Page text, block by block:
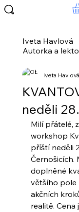
Iveta Havlová
Autorka a
neděli
Iveta Havlová
Milí přátelé,
workshop
příští neděli
Černošicích.
doplněné
většího pole
akčních
realitě.